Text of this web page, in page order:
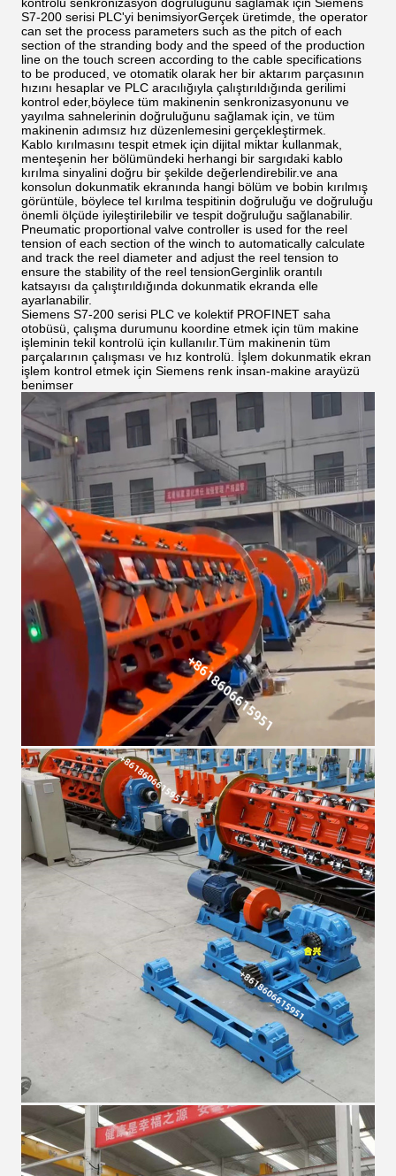
S7-200 serisi PLC'yi benimsiyorGerçek üretimde, the operator
can set the process parameters such as the pitch of each
section of the stranding body and the speed of the production
line on the touch screen according to the cable specifications
to be produced, ve otomatik olarak her bir aktarım parçasının
hızını hesaplar ve PLC aracılığıyla çalıştırıldığında gerilimi
kontrol eder,böylece tüm makinenin senkronizasyonunu ve
yayılma sahnelerinin doğruluğunu sağlamak için, ve tüm
makinenin adımsız hız düzenlemesini gerçekleştirmek.
Kablo kırılmasını tespit etmek için dijital miktar kullanmak,
menteşenin her bölümündeki herhangi bir sargıdaki kablo
kırılma sinyalini doğru bir şekilde değerlendirebilir.ve ana
konsolun dokunmatik ekranında hangi bölüm ve bobin kırılmış
görüntüle, böylece tel kırılma tespitinin doğruluğu ve doğruluğu
önemli ölçüde iyileştirilebilir ve tespit doğruluğu sağlanabilir.
Pneumatic proportional valve controller is used for the reel
tension of each section of the winch to automatically calculate
and track the reel diameter and adjust the reel tension to
ensure the stability of the reel tensionGerginlik orantılı
katsayısı da çalıştırıldığında dokunmatik ekranda elle
ayarlanabilir.
Siemens S7-200 serisi PLC ve kolektif PROFINET saha
otobüsü, çalışma durumunu koordine etmek için tüm makine
işleminin tekil kontrolü için kullanılır.Tüm makinenin tüm
parçalarının çalışması ve hız kontrolü. İşlem dokunmatik ekran
işlem kontrol etmek için Siemens renk insan-makine arayüzü
benimser